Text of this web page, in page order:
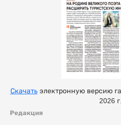
Редакция
Скачатьэлектронную версию
2026 г.